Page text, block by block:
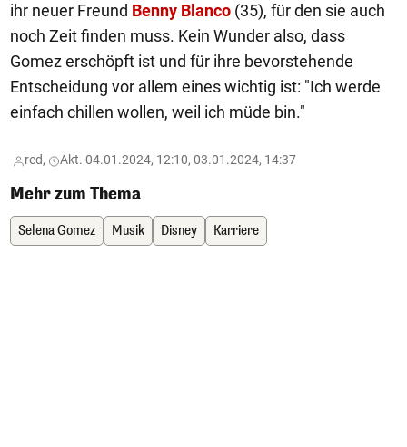
ihr neuer Freund Benny Blanco (35), für den sie auch
noch Zeit finden muss. Kein Wunder also, dass
Gomez erschöpft ist und für ihre bevorstehende
Entscheidung vor allem eines wichtig ist: "Ich werde
einfach chillen wollen, weil ich müde bin."
red, Akt. 04.01.2024, 12:10, 03.01.2024, 14:37
Mehr zum Thema
Selena Gomez Musik Disney Karriere